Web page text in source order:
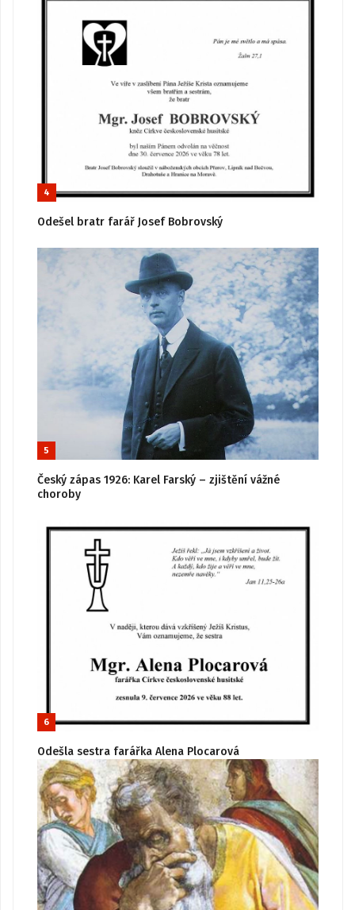
4
Odešel bratr farář Josef Bobrovský
5
Český zápas 1926: Karel Farský – zjištění vážné
choroby
6
Odešla sestra farářka Alena Plocarová